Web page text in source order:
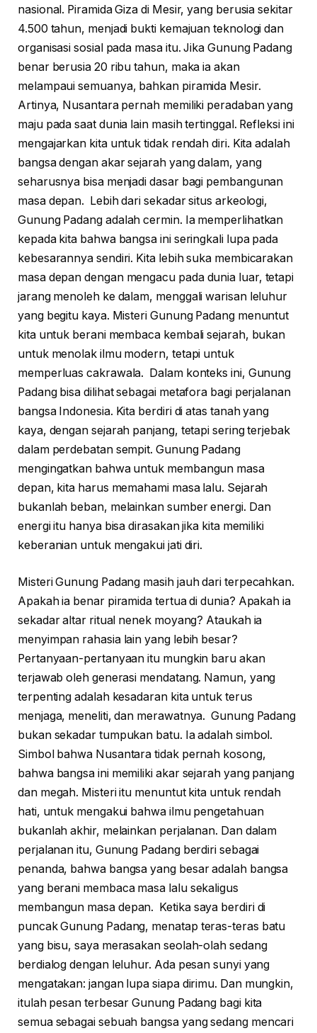
nasional. Piramida Giza di Mesir, yang berusia sekitar
4.500 tahun, menjadi bukti kemajuan teknologi dan
organisasi sosial pada masa itu. Jika Gunung Padang
benar berusia 20 ribu tahun, maka ia akan
melampaui semuanya, bahkan piramida Mesir.
Artinya, Nusantara pernah memiliki peradaban yang
maju pada saat dunia lain masih tertinggal. Refleksi ini
mengajarkan kita untuk tidak rendah diri. Kita adalah
bangsa dengan akar sejarah yang dalam, yang
seharusnya bisa menjadi dasar bagi pembangunan
masa depan. Lebih dari sekadar situs arkeologi,
Gunung Padang adalah cermin. Ia memperlihatkan
kepada kita bahwa bangsa ini seringkali lupa pada
kebesarannya sendiri. Kita lebih suka membicarakan
masa depan dengan mengacu pada dunia luar, tetapi
jarang menoleh ke dalam, menggali warisan leluhur
yang begitu kaya. Misteri Gunung Padang menuntut
kita untuk berani membaca kembali sejarah, bukan
untuk menolak ilmu modern, tetapi untuk
memperluas cakrawala. Dalam konteks ini, Gunung
Padang bisa dilihat sebagai metafora bagi perjalanan
bangsa Indonesia. Kita berdiri di atas tanah yang
kaya, dengan sejarah panjang, tetapi sering terjebak
dalam perdebatan sempit. Gunung Padang
mengingatkan bahwa untuk membangun masa
depan, kita harus memahami masa lalu. Sejarah
bukanlah beban, melainkan sumber energi. Dan
energi itu hanya bisa dirasakan jika kita memiliki
keberanian untuk mengakui jati diri.
Misteri Gunung Padang masih jauh dari terpecahkan.
Apakah ia benar piramida tertua di dunia? Apakah ia
sekadar altar ritual nenek moyang? Ataukah ia
menyimpan rahasia lain yang lebih besar?
Pertanyaan-pertanyaan itu mungkin baru akan
terjawab oleh generasi mendatang. Namun, yang
terpenting adalah kesadaran kita untuk terus
menjaga, meneliti, dan merawatnya. Gunung Padang
bukan sekadar tumpukan batu. Ia adalah simbol.
Simbol bahwa Nusantara tidak pernah kosong,
bahwa bangsa ini memiliki akar sejarah yang panjang
dan megah. Misteri itu menuntut kita untuk rendah
hati, untuk mengakui bahwa ilmu pengetahuan
bukanlah akhir, melainkan perjalanan. Dan dalam
perjalanan itu, Gunung Padang berdiri sebagai
penanda, bahwa bangsa yang besar adalah bangsa
yang berani membaca masa lalu sekaligus
membangun masa depan. Ketika saya berdiri di
puncak Gunung Padang, menatap teras-teras batu
yang bisu, saya merasakan seolah-olah sedang
berdialog dengan leluhur. Ada pesan sunyi yang
mengatakan: jangan lupa siapa dirimu. Dan mungkin,
itulah pesan terbesar Gunung Padang bagi kita
semua sebagai sebuah bangsa yang sedang mencari